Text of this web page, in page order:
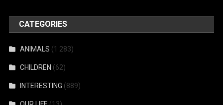
CATEGORIES
ANIMALS (1 283)
CHILDREN (62)
INTERESTING (889)